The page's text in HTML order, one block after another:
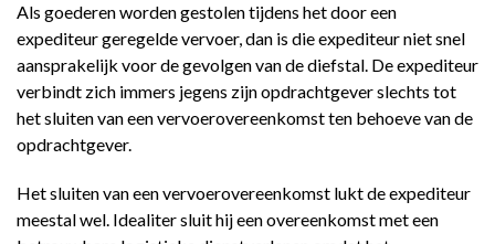
Als goederen worden gestolen tijdens het door een
expediteur geregelde vervoer, dan is die expediteur niet snel
aansprakelijk voor de gevolgen van de diefstal. De expediteur
verbindt zich immers jegens zijn opdrachtgever slechts tot
het sluiten van een vervoerovereenkomst ten behoeve van de
opdrachtgever.
Het sluiten van een vervoerovereenkomst lukt de expediteur
meestal wel. Idealiter sluit hij een overeenkomst met een